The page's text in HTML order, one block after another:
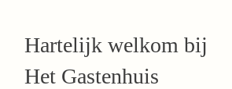
Hartelijk welkom bij
Het Gastenhuis